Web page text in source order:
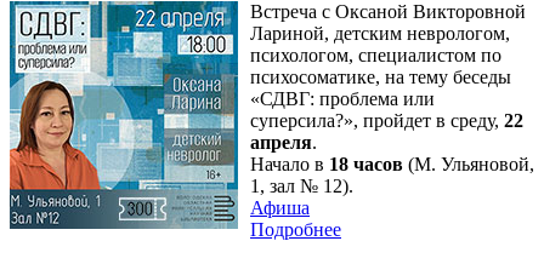
Встреча с Оксаной Викторовной
Лариной, детским неврологом,
психологом, специалистом по
психосоматике, на тему беседы
«СДВГ: проблема или
суперсила?», пройдет в среду, 22
апреля.
Начало в 18 часов (М. Ульяновой,
1, зал № 12).
Афиша
Подробнее